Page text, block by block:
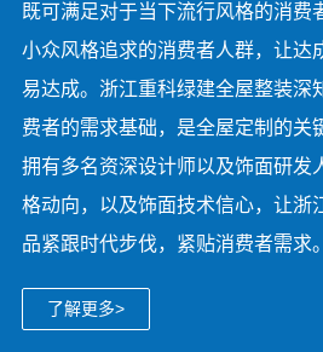
既可满足对于当下流行风格的消费
小众风格追求的消费者人群，让达
易达成。浙江重科绿建全屋整装深
费者的需求基础，是全屋定制的关
拥有多名资深设计师以及饰面研发
格动向，以及饰面技术信心，让浙
品紧跟时代步伐，紧贴消费者需求。
了解更多>